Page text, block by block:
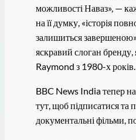
можливості Наваз», —
на її думку, «історія
залишиться
яскравий слоган бренду,
Raymond з 1980-х років.
BBC News India тепер
тут, щоб підписатися та
документальні фільми,